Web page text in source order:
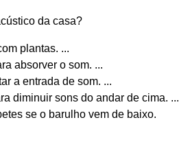
da casa?
plantas. ...
absorver o som. ...
a entrada de som. ...
diminuir sons do andar de cima. ...
se o barulho vem de baixo.